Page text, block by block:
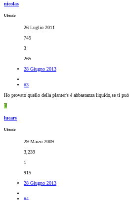
nicolas
Utente
26 Luglio 2011
745
3
265
28 Giugno 2013
#3
Ho provato quello della planter's è abbastanza liquido,se ti
L
lucars
Utente
29 Marzo 2009
3,239
1
915
28 Giugno 2013
#4